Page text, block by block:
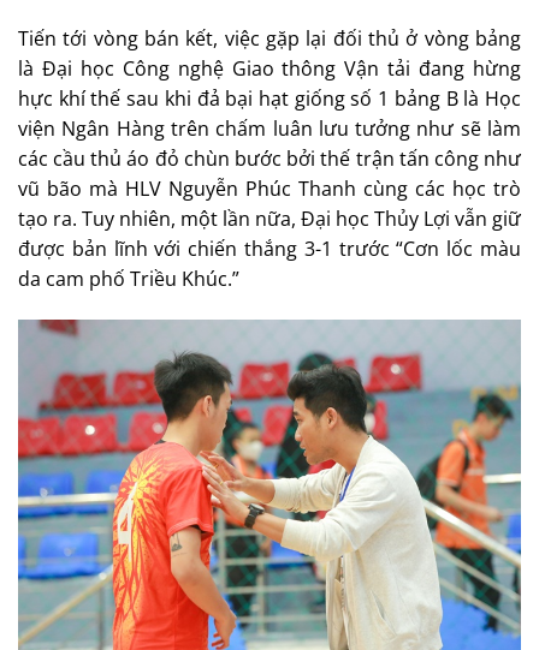
Tiến tới vòng bán kết, việc gặp lại đối thủ ở vòng bảng
là Đại học Công nghệ Giao thông Vận tải đang hừng
hực khí thế sau khi đả bại hạt giống số 1 bảng B là Học
viện Ngân Hàng trên chấm luân lưu tưởng như sẽ làm
các cầu thủ áo đỏ chùn bước bởi thế trận tấn công như
vũ bão mà HLV Nguyễn Phúc Thanh cùng các học trò
tạo ra. Tuy nhiên, một lần nữa, Đại học Thủy Lợi vẫn giữ
được bản lĩnh với chiến thắng 3-1 trước “Cơn lốc màu
da cam phố Triều Khúc.”